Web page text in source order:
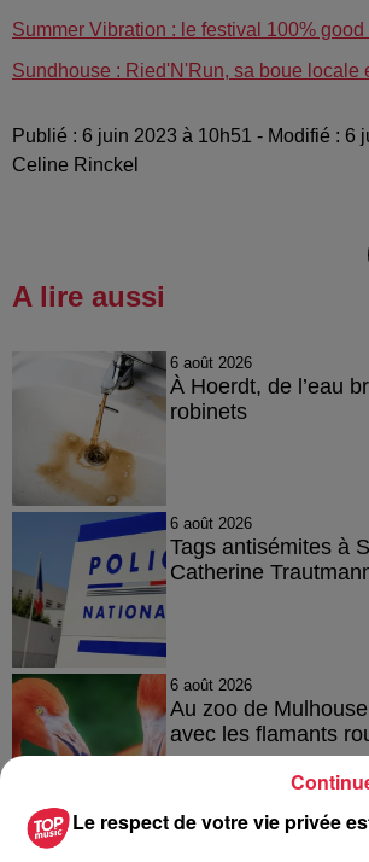
Summer Vibration : le festival 100%
Sundhouse : Ried'N'Run, sa boue locale
Publié : 6 juin 2023 à 10h51 - Modifié : 6
Celine Rinckel
A lire aussi
6 août 2026
À Hoerdt, de l’eau
robinets
6 août 2026
Tags antisémites à
Catherine
6 août 2026
Au zoo de
avec les flamants
Le respect de votre vie privée